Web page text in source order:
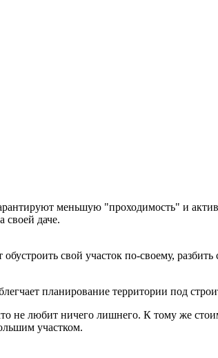
меньшую "проходимость" и
своей даче.
обустроить свой участок по-своему,
планирование территории под
не любит ничего лишнего. К тому же
участком.